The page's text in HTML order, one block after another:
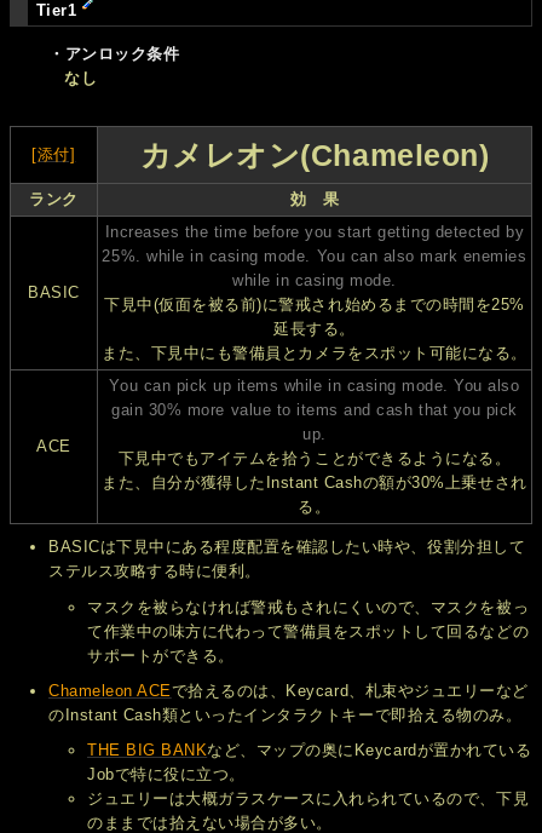
Tier1
・アンロック条件
なし
[添付] カメレオン(Chameleon)
ランク 効 果
BASIC
Increases the time before you start getting detected by
25%. while in casing mode. You can also mark enemies
while in casing mode.
下見中(仮面を被る前)に警戒され始めるまでの時間を25%
延長する。
また、下見中にも警備員とカメラをスポット可能になる。
ACE
You can pick up items while in casing mode. You also
gain 30% more value to items and cash that you pick
up.
下見中でもアイテムを拾うことができるようになる。
また、自分が獲得したInstant Cashの額が30%上乗せされ
る。
BASICは下見中にある程度配置を確認したい時や、役割分担して
ステルス攻略する時に便利。
マスクを被らなければ警戒もされにくいので、マスクを被っ
て作業中の味方に代わって警備員をスポットして回るなどの
サポートができる。
Chameleon ACEで拾えるのは、Keycard、札束やジュエリーなど
のInstant Cash類といったインタラクトキーで即拾える物のみ。
THE BIG BANKなど、マップの奥にKeycardが置かれている
Jobで特に役に立つ。
ジュエリーは大概ガラスケースに入れられているので、下見
のままでは拾えない場合が多い。